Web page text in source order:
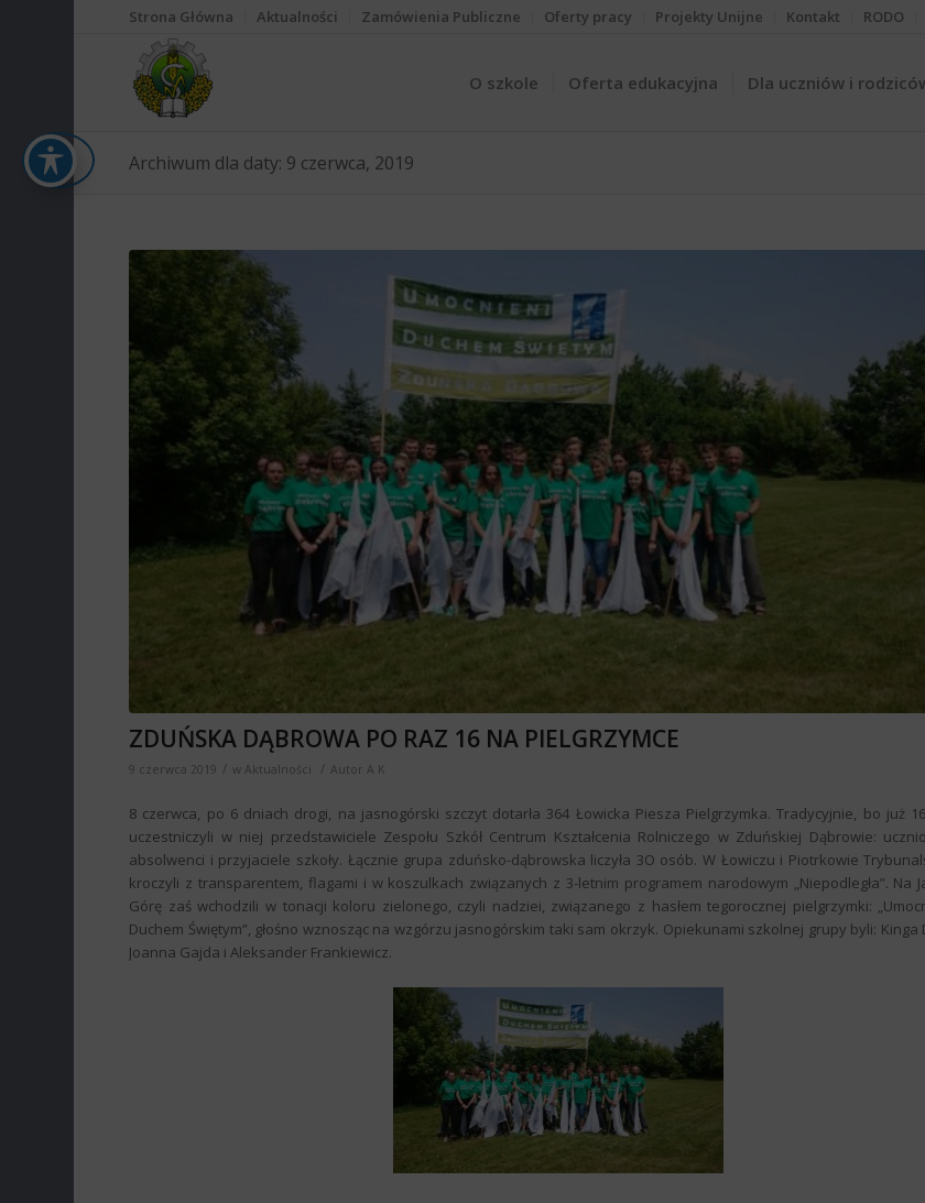
Strona Główna Aktualności Zamówienia Publiczne Oferty pracy Projekty Unijne Kontakt RODO
O szkole Oferta edukacyjna Dla uczniów i
Archiwum dla daty: 9 czerwca, 2019
ZDUŃSKA DĄBROWA PO RAZ 16 NA PIELGRZYMCE
9 czerwca 2019 / wAktualności / AutorA K
8 czerwca, po 6 dniach drogi, na jasnogórski szczyt dotarła 364 Łowicka Piesza Pielgrzymka. Tradycyjnie, bo już
uczestniczyli w niej przedstawiciele Zespołu Szkół Centrum Kształcenia Rolniczego w Zduńskiej Dąbrowie:
absolwenci i przyjaciele szkoły. Łącznie grupa zduńsko-dąbrowska liczyła 3O osób. W Łowiczu i Piotrkowie
kroczyli z transparentem, flagami i w koszulkach związanych z 3-letnim programem narodowym „Niepodległa”. Na
Górę zaś wchodzili w tonacji koloru zielonego, czyli nadziei, związanego z hasłem tegorocznej pielgrzymki:
Duchem Świętym”, głośno wznosząc na wzgórzu jasnogórskim taki sam okrzyk. Opiekunami szkolnej grupy byli: Kinga
Joanna Gajda i Aleksander Frankiewicz.